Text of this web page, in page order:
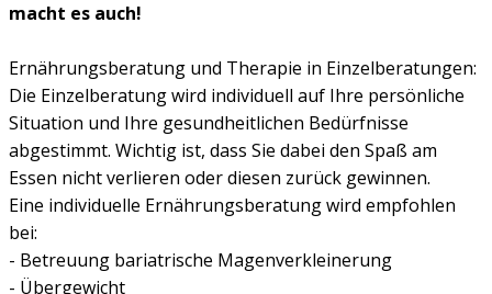
macht es auch!
Ernährungsberatung und Therapie in Einzelberatungen:
Die Einzelberatung wird individuell auf Ihre persönliche
Situation und Ihre gesundheitlichen Bedürfnisse
abgestimmt. Wichtig ist, dass Sie dabei den Spaß am
Essen nicht verlieren oder diesen zurück gewinnen.
Eine individuelle Ernährungsberatung wird empfohlen
bei:
- Betreuung bariatrische Magenverkleinerung
- Übergewicht